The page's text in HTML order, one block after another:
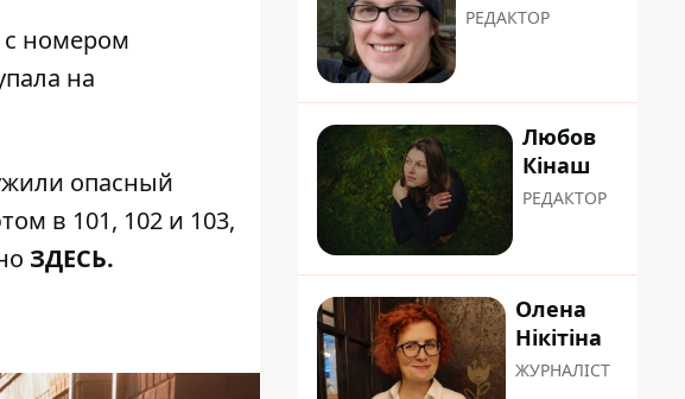
с номером
на
опасный
в 101, 102 и 103,
ЗДЕСЬ.
РЕДАКТОР
Любов
Кінаш
РЕДАКТОР
Олена
Нікітіна
ЖУРНАЛІСТ